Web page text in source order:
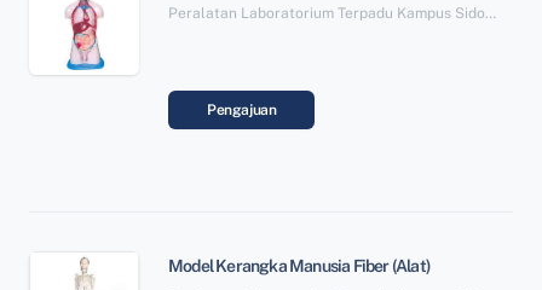
Peralatan Laboratorium Terpadu Kampus Sidotopo SBSN Paket 6
Pengajuan
Model Kerangka Manusia Fiber (Alat)